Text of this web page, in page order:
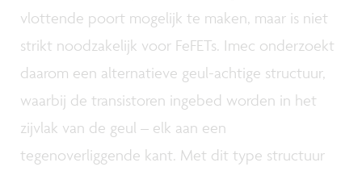
vlottende poort mogelijk te maken, maar is niet
strikt noodzakelijk voor FeFETs. Imec onderzoekt
daarom een alternatieve geul-achtige structuur,
waarbij de transistoren ingebed worden in het
zijvlak van de geul – elk aan een
tegenoverliggende kant. Met dit type structuur